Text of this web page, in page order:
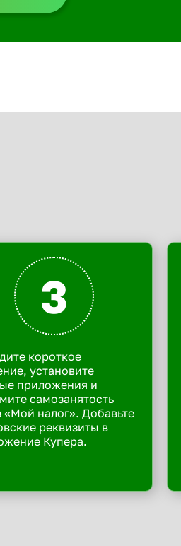
3
короткое
установите
приложения и
самозанятость
«Мой налог». Добавьте
реквизиты в
Купера.